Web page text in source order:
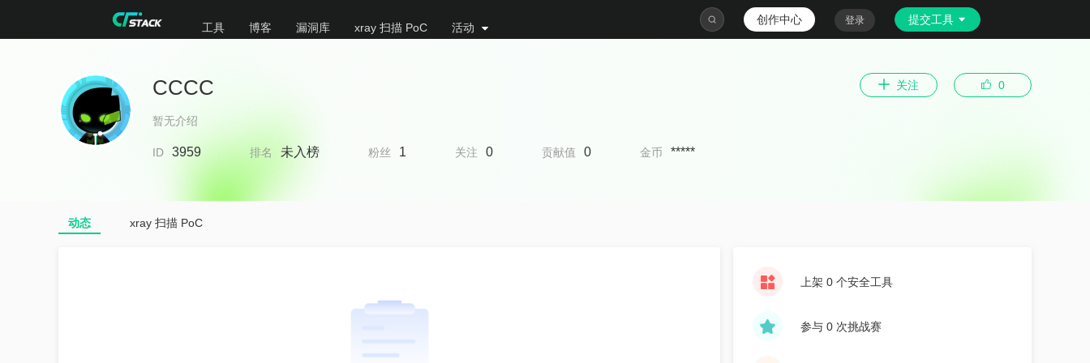
工具 博客 漏洞库 xray 扫描 PoC 活动
创作中心 登录 提交工具
CCCC
暂无介绍
ID 3959 排名 未入榜 粉丝 1 关注 0 贡献值 0 金币 *****
关注 0
动态 xray 扫描 PoC
上架 0 个安全工具
参与 0 次挑战赛